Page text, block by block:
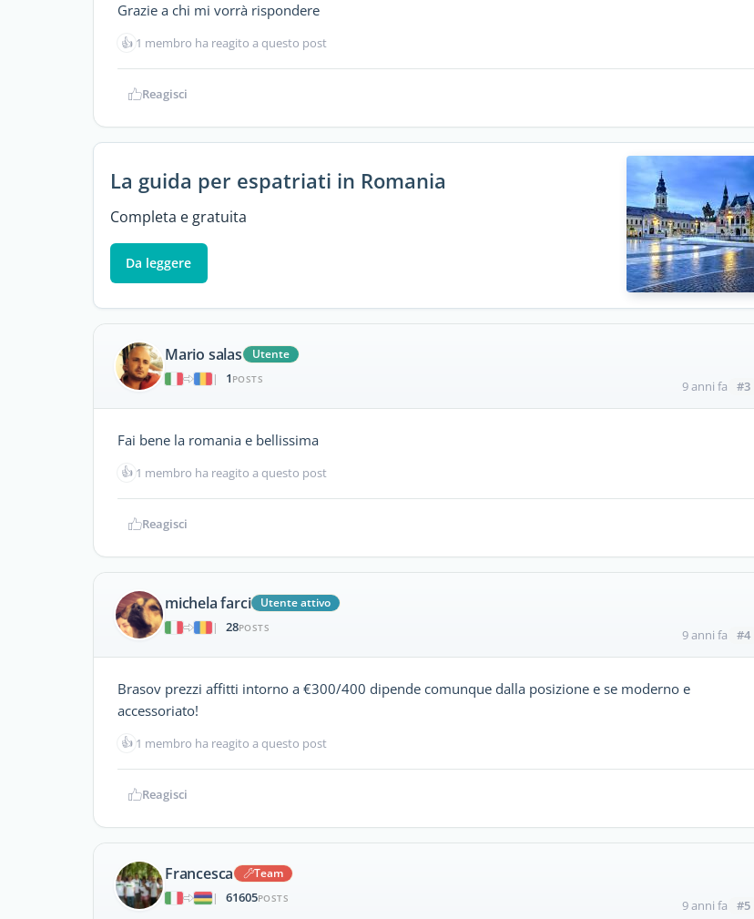
Grazie a chi mi vorrà rispondere
👍 1 membro ha reagito a questo post
Reagisci
La guida per espatriati in Romania
Completa e gratuita
Da leggere
Mario salas
Utente
|
1 POSTS 9 anni fa #3
Fai bene la romania e bellissima
👍 1 membro ha reagito a questo post
Reagisci
michela farci
Utente attivo
|
28POSTS 9 anni fa #4
Brasov prezzi affitti intorno a €300/400 dipende comunque dalla posizione e se moderno e
accessoriato!
👍 1 membro ha reagito a questo post
Reagisci
Francesca
Team
|
61605POSTS 9 anni fa #5